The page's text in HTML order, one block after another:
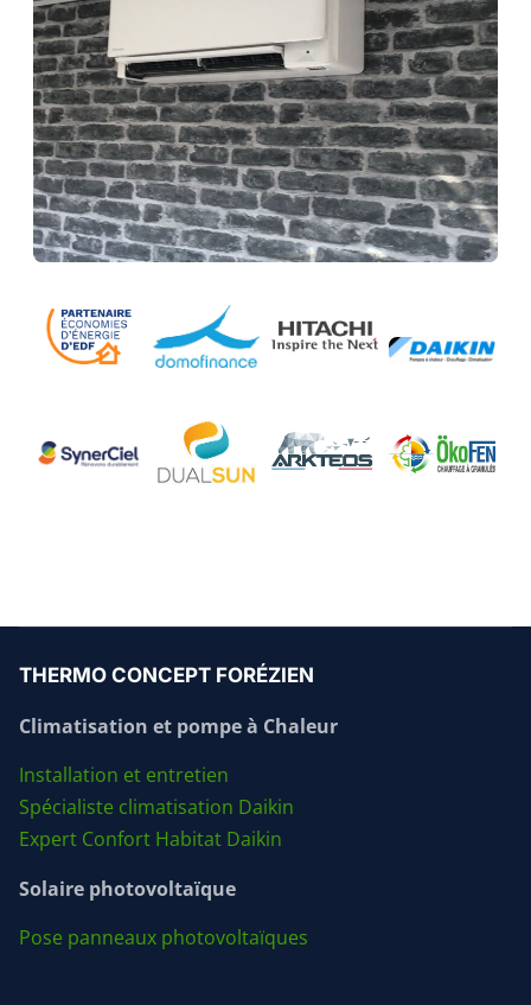
THERMO CONCEPT FORÉZIEN
Climatisation et pompe à Chaleur
Installation et entretien
Spécialiste climatisation Daikin
Expert Confort Habitat Daikin
Solaire photovoltaïque
Pose panneaux photovoltaïques